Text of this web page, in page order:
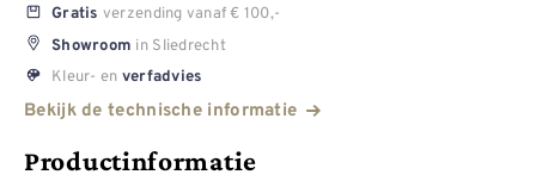
Gratis verzending vanaf € 100,-
Showroom in Sliedrecht
Kleur- en verfadvies
Bekijk de technische informatie
Productinformatie